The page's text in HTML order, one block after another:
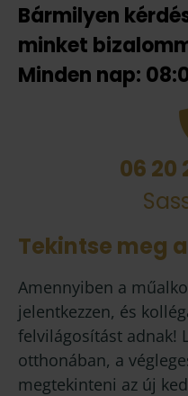
Bármilyen
minket
Minden nap:
06 20
Tekintse meg
Amennyiben a
jelentkezzen, és
felvilágosítást adnak!
otthonában, a
megtekinteni az új